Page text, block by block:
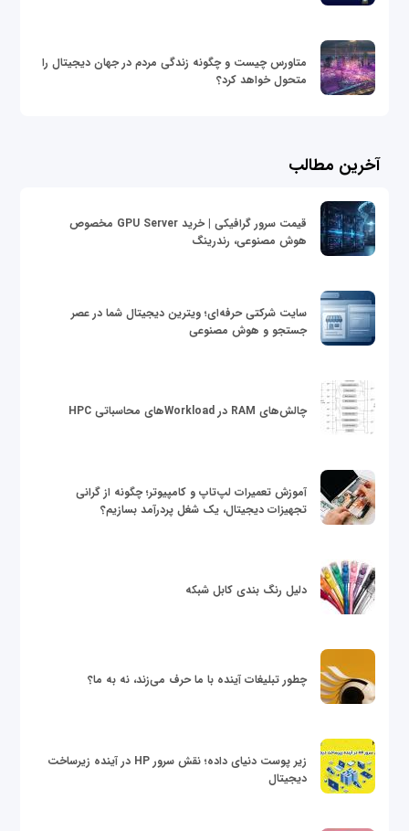
متاورس چیست و چگونه زندگی مردم در جهان دیجیتال را
متحول خواهد کرد؟
آخرین مطالب
قیمت سرور گرافیکی | خرید GPU Server مخصوص
هوش مصنوعی، رندرینگ
سایت شرکتی حرفه‌ای؛ ویترین دیجیتال شما در عصر
جستجو و هوش مصنوعی
چالش‌های RAM در Workloadهای محاسباتی HPC
آموزش تعمیرات لپ‌تاپ و کامپیوتر؛ چگونه از گرانی
تجهیزات دیجیتال، یک شغل پردرآمد بسازیم؟
دلیل رنگ بندی کابل شبکه
چطور تبلیغات آینده با ما حرف می‌زند، نه به ما؟
زیر پوست دنیای داده؛ نقش سرور HP در آینده زیرساخت
دیجیتال